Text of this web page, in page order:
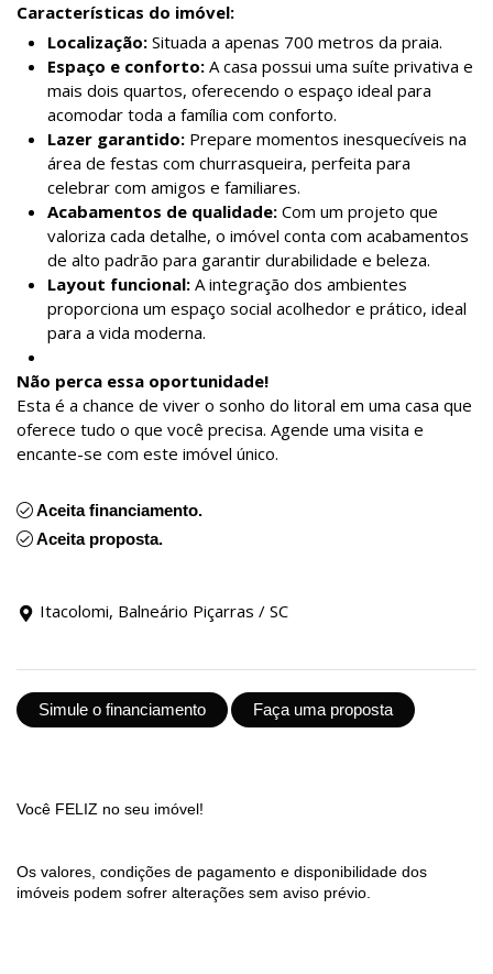
Características do imóvel:
Localização:Situada a apenas 700 metros da praia.
Espaço e conforto:A casa possui uma suíte privativa e
mais dois quartos, oferecendo o espaço ideal para
acomodar toda a família com conforto.
Lazer garantido:Prepare momentos inesquecíveis na
área de festas com churrasqueira, perfeita para
celebrar com amigos e familiares.
Acabamentos de qualidade:Com um projeto que
valoriza cada detalhe, o imóvel conta com acabamentos
de alto padrão para garantir durabilidade e beleza.
Layout funcional:A integração dos ambientes
proporciona um espaço social acolhedor e prático, ideal
para a vida moderna.
Não perca essa oportunidade!
Esta é a chance de viver o sonho do litoral em uma casa que
oferece tudo o que você precisa. Agende uma visita e
encante-se com este imóvel único.
Aceita financiamento.
Aceita proposta.
Itacolomi, Balneário Piçarras / SC
Simule o financiamento Faça uma proposta
Você FELIZ no seu imóvel!
Os valores, condições de pagamento e disponibilidade dos
imóveis podem sofrer alterações sem aviso prévio.